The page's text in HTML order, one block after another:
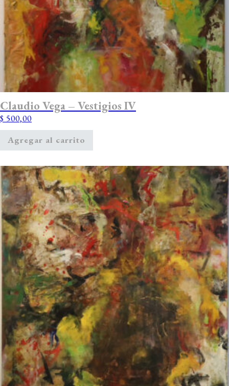
Claudio Vega – Vestigios IV
$ 500,00
Agregar al carrito